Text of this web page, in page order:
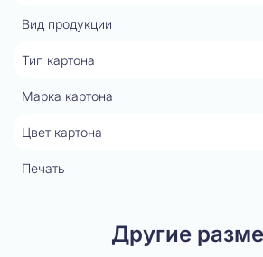
Вид продукции
Тип картона
Марка картона
Цвет картона
Печать
Другие